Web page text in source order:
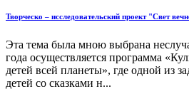
Творческо – исследовательский проект "Свет
Эта тема была мною выбрана
года осуществляется программа
детей всей планеты», где одной из
детей со сказками н...